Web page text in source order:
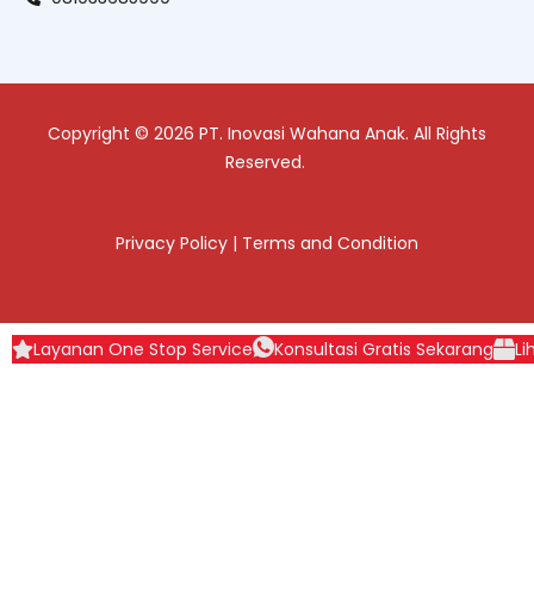
Copyright © 2026 PT. Inovasi Wahana Anak. All Rights
Reserved.
Privacy Policy | Terms and Condition
Layanan One Stop Service Konsultasi Gratis Sekarang